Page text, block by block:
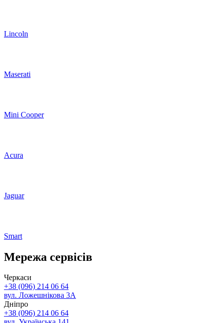
Lincoln
Maserati
Mini Cooper
Acura
Jaguar
Smart
Мережа сервісів
Черкаси
+38 (096) 214 06 64
вул. Ложешнікова 3А
Дніпро
+38 (096) 214 06 64